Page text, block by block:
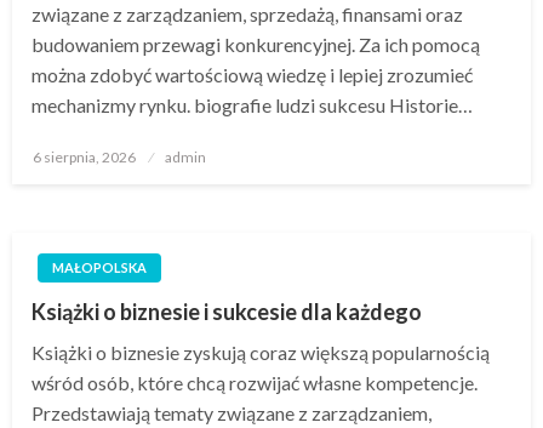
związane z zarządzaniem, sprzedażą, finansami oraz
budowaniem przewagi konkurencyjnej. Za ich pomocą
można zdobyć wartościową wiedzę i lepiej zrozumieć
mechanizmy rynku. biografie ludzi sukcesu Historie…
Opublikowane
6 sierpnia, 2026 admin
MAŁOPOLSKA
Książki o biznesie i sukcesie dla każdego
Książki o biznesie zyskują coraz większą popularnością
wśród osób, które chcą rozwijać własne kompetencje.
Przedstawiają tematy związane z zarządzaniem,